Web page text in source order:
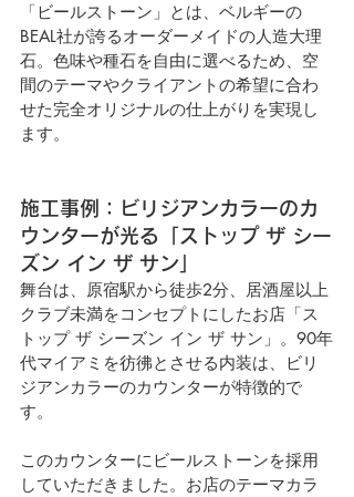
「ビールストーン」とは、ベルギーの
BEAL社が誇るオーダーメイドの人造大理
石。色味や種石を自由に選べるため、空
間のテーマやクライアントの希望に合わ
せた完全オリジナルの仕上がりを実現し
ます。
施工事例：ビリジアンカラーのカ
ウンターが光る「ストップ ザ シー
ズン イン ザ サン」
舞台は、原宿駅から徒歩2分、居酒屋以上
クラブ未満をコンセプトにしたお店「ス
トップ ザ シーズン イン ザ サン」。90年
代マイアミを彷彿とさせる内装は、ビリ
ジアンカラーのカウンターが特徴的で
す。
このカウンターにビールストーンを採用
していただきました。お店のテーマカラ